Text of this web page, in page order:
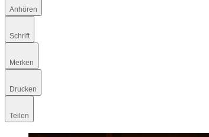
Anhören
Schrift
Merken
Drucken
Teilen